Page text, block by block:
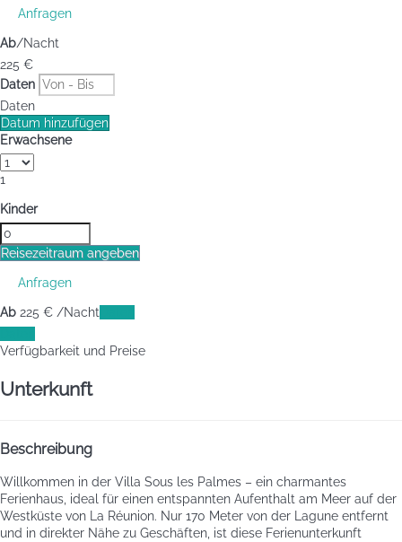
Anfragen
Ab/Nacht
225 €
Daten
Daten
Datum hinzufügen
Erwachsene
1
Kinder
Reisezeitraum angeben
Anfragen
Ab 225 € /Nacht
Verfügbarkeit und Preise
Unterkunft
Beschreibung
Willkommen in der Villa Sous les Palmes – ein charmantes
Ferienhaus, ideal für einen entspannten Aufenthalt am Meer auf der
Westküste von La Réunion. Nur 170 Meter von der Lagune entfernt
und in direkter Nähe zu Geschäften, ist diese Ferienunterkunft